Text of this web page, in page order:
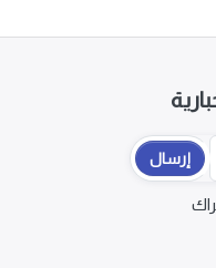
إرسال